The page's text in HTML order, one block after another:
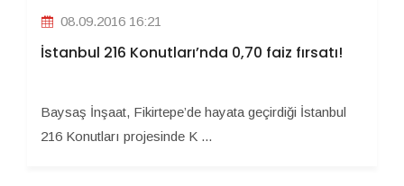
08.09.2016 16:21
İstanbul 216 Konutları’nda 0,70 faiz fırsatı!
Baysaş İnşaat, Fikirtepe’de hayata geçirdiği İstanbul
216 Konutları projesinde K ...